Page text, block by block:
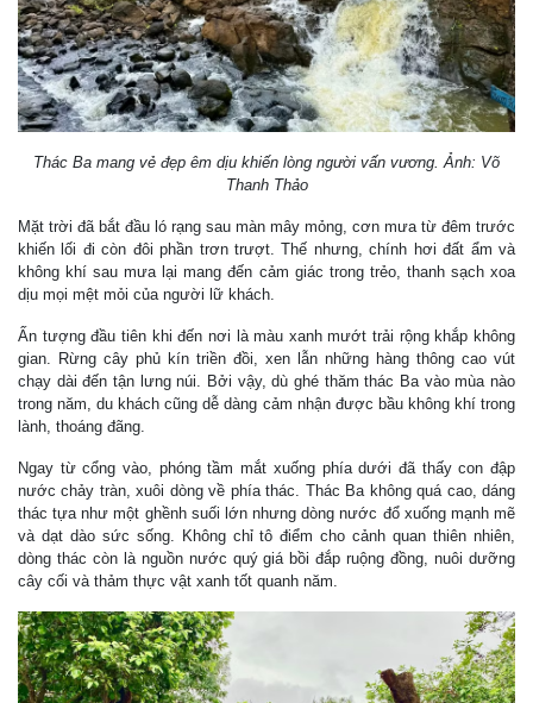
Thác Ba mang vẻ đẹp êm dịu khiến lòng người vấn vương. Ảnh: Võ
Thanh Thảo
Mặt trời đã bắt đầu ló rạng sau màn mây mỏng, cơn mưa từ đêm trước
khiến lối đi còn đôi phần trơn trượt. Thế nhưng, chính hơi đất ẩm và
không khí sau mưa lại mang đến cảm giác trong trẻo, thanh sạch xoa
dịu mọi mệt mỏi của người lữ khách.
Ấn tượng đầu tiên khi đến nơi là màu xanh mướt trải rộng khắp không
gian. Rừng cây phủ kín triền đồi, xen lẫn những hàng thông cao vút
chạy dài đến tận lưng núi. Bởi vậy, dù ghé thăm thác Ba vào mùa nào
trong năm, du khách cũng dễ dàng cảm nhận được bầu không khí trong
lành, thoáng đãng.
Ngay từ cổng vào, phóng tầm mắt xuống phía dưới đã thấy con đập
nước chảy tràn, xuôi dòng về phía thác. Thác Ba không quá cao, dáng
thác tựa như một ghềnh suối lớn nhưng dòng nước đổ xuống mạnh mẽ
và dạt dào sức sống. Không chỉ tô điểm cho cảnh quan thiên nhiên,
dòng thác còn là nguồn nước quý giá bồi đắp ruộng đồng, nuôi dưỡng
cây cối và thảm thực vật xanh tốt quanh năm.